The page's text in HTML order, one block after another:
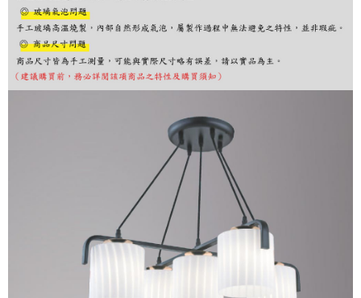
購買商品的店家。未經商家同意取消之訂單仍視為有效，需透過AFTEE先享
後付繳納相關費用。
※ 交易是否成功請以「AFTEE先享後付 」之結帳頁面顯示為準，若有關於
是否繳費成功／繳費後需取消欲退款等相關疑問，請聯繫「AFTEE先享後付
客戶支援中心」
https://netprotections.freshdesk.com/support/home
１．透過由恩沛科技股份有限公司提供之「AFTEE先享後付」服務完成之交
易，需依本服務之必要範圍內提供個人資料，並將交易相關給付款項請求債
２．關於個人資料處理事宜，請瀏覽以下網址：
３．未成年的使用者請事先徵得法定代理人或監護人之同意方可使用
「AFTEE先享後付」，若未經同意申辦者引起之損失，本公司不負相關責
４．使用「AFTEE先享後付」時，將依據個別帳號之用戶狀況，依本公司即
時審查核予不同之上限額度；若仍有額度不足之情形，本公司將視審查結果
請求用戶進行身份認證。
５．嚴禁一人註冊多個帳號或使用他人資訊註冊。若發現惡意使用之情形，
恩沛科技股份有限公司將有權停止該用戶之使用額度並採取法律行動。